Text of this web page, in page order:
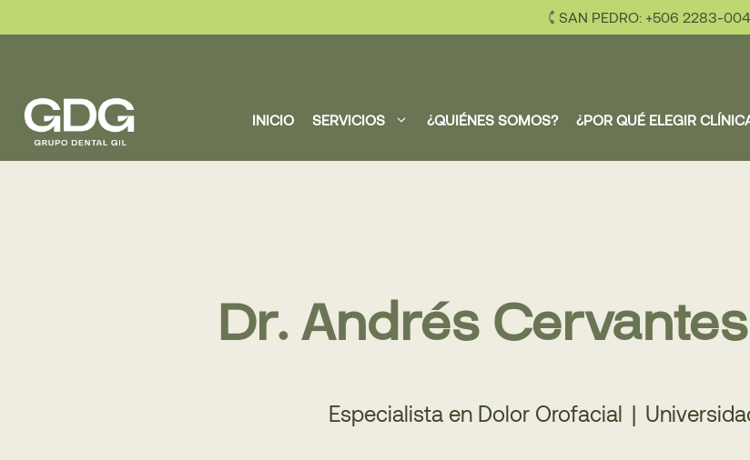
al
SAN PEDRO: +506 2283-
INICIO SERVICIOS ¿QUIÉNES SOMOS? ¿POR QUÉ ELEGIR
Dr. Andrés
Especialista en Dolor Orofacial |